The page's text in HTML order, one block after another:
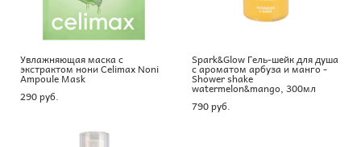
Увлажняющая маска с
экстрактом нони Celimax Noni
Ampoule Mask
290 pуб.
Spark&Glow Гель-шейк для душа
с ароматом арбуза и манго -
Shower shake
watermelon&mango, 300мл
790 pуб.